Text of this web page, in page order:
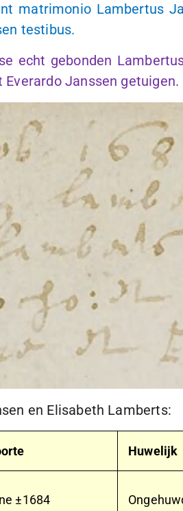
matrimonio Lambertus
testibus.
echt gebonden
Janssen getuigen.
en Elisabeth Lamberts:
Huwelijk
±1684